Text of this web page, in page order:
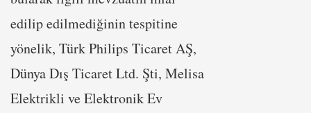
edilip edilmediğinin tespitine
yönelik, Türk Philips Ticaret AŞ,
Dünya Dış Ticaret Ltd. Şti, Melisa
Elektrikli ve Elektronik Ev